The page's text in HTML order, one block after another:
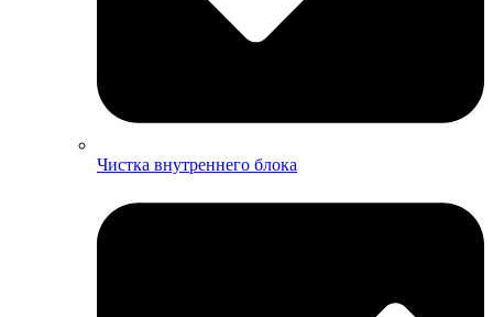
Чистка внутреннего блока